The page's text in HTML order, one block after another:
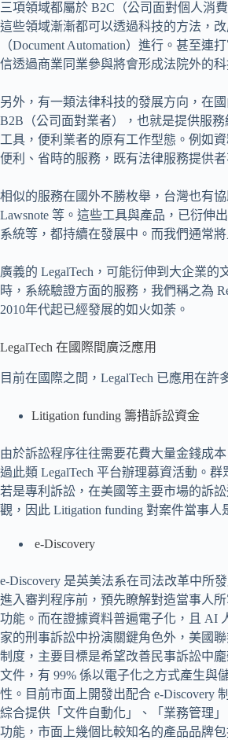
三項領域都屬於 B2C（公司面對個人消
這些領域漸漸都可以透過科技的方法，
（Document Automation）進行。甚至
信透過商業同業參與將會形成法院外的
另外，有一類法律科技的發展方向，在
B2B（公司面對業者），也就是提供服
工具，便利業者的原有工作型態。例如
便利、省時的服務，既有法律服務提供
相似的服務在國外不勝枚舉，台灣也有
Lawsnote 等。這些工具與產品，已衍伸
系統等，都持續在發展中。而我們通常
廣義的 LegalTech，可能衍伸到大企業
時，系統驗證方面的服務，我們稱之為
2010年代起已經發展的如火如荼。
LegalTech 在國際間廣泛應用
目前在國際之間，LegalTech 已應用在許
Litigation funding 籌措訴訟資金
由於訴訟程序往往需要花費大量金錢成
過此類 LegalTech 平台辦理募資活動。
若是專利訴訟，在美國等主要市場的訴
觀，因此 Litigation funding 對案件當事人
e-Discovery
e-Discovery 是英美法系在司法改革中所
進入審判程序前，預先瞭解對造當事人
功能。而在證據資料普遍電子化，且 AI
家的刑事訴訟中扮演關鍵角色外，美國
制度，主要目標是希望改善民事訴訟中
文件，有 99% 係以電子化之方式產生與
性。目前市面上開發出配合 e-Discovery
綜合提供「文件自動化」、「業務管理
功能，市面上幾個比較知名的產品品牌包